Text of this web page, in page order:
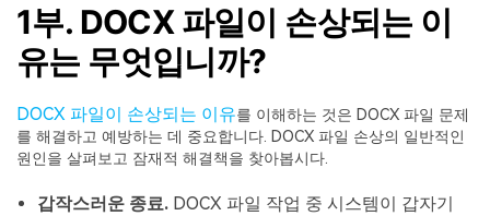
1부. DOCX 파일이 손상되는 이
유는 무엇입니까?
DOCX 파일이 손상되는 이유를 이해하는 것은 DOCX 파일 문제
를 해결하고 예방하는 데 중요합니다. DOCX 파일 손상의 일반적인
원인을 살펴보고 잠재적 해결책을 찾아봅시다.
갑작스러운 종료. DOCX 파일 작업 중 시스템이 갑자기